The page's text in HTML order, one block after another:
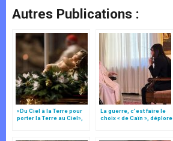
Autres Publications :
«Du Ciel à la Terre pour
porter la Terre au Ciel»,
La guerre, c’est faire le
choix « de Caïn », déplore